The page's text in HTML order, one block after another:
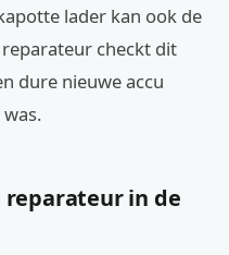
lader kan ook de
checkt dit
dure nieuwe accu
reparateur in de